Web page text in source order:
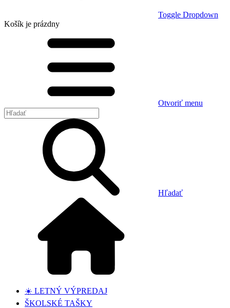
Toggle Dropdown
Košík je prázdny
Otvoriť menu
Hľadať
☀️ LETNÝ VÝPREDAJ
ŠKOLSKÉ TAŠKY